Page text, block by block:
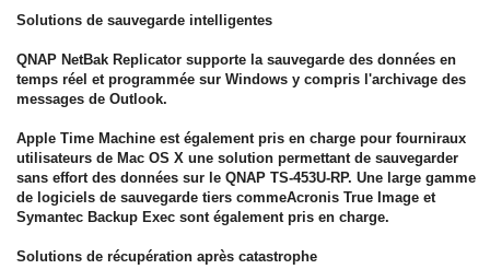
Solutions de sauvegarde intelligentes
QNAP NetBak Replicator supporte la sauvegarde des données en
temps réel et programmée sur Windows y compris l'archivage des
messages de Outlook.
Apple Time Machine est également pris en charge pour fourniraux
utilisateurs de Mac OS X une solution permettant de sauvegarder
sans effort des données sur le QNAP TS-453U-RP. Une large gamme
de logiciels de sauvegarde tiers commeAcronis True Image et
Symantec Backup Exec sont également pris en charge.
Solutions de récupération après catastrophe